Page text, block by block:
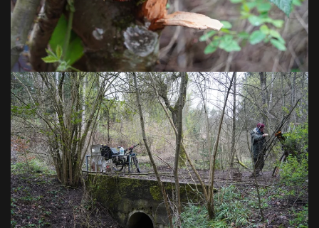
VOIR EN GRAND